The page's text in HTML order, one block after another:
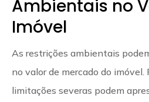
Ambientais no
Imóvel
As restrições ambientais
no valor de mercado do imóvel.
limitações severas podem